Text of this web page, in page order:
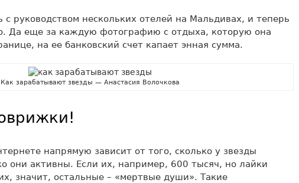
с руководством нескольких отелей на Мальдивах, и теперь
Да еще за каждую фотографию с отдыха, которую она
на ее банковский счет капает энная сумма.
Как зарабатывают звезды — Анастасия Волочкова
напрямую зависит от того, сколько у звезды
они активны. Если их, например, 600 тысяч, но лайки
значит, остальные – «мертвые души». Такие